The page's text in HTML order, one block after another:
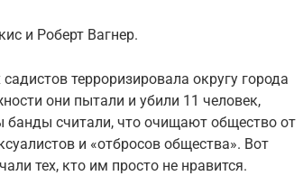
и Роберт Вагнер.
терроризировала округу города
они пытали и убили 11 человек,
банды считали, что очищают общество от
и «отбросов общества». Вот
тех, кто им просто не нравится.